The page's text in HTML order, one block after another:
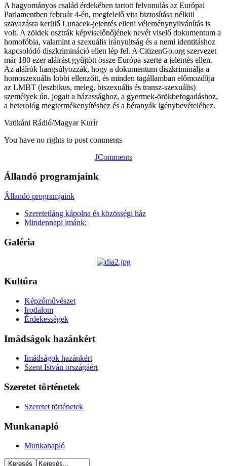
A hagyományos család érdekében tartott felvonulás az Európai
Parlamentben február 4-én, megfelelő vita biztosítása nélkül
szavazásra kerülő Lunacek-jelentés elleni véleménynyilvánítás is
volt. A zöldek osztrák képviselőnőjének nevét viselő dokumentum a
homofóbia, valamint a szexuális irányultság és a nemi identitáshoz
kapcsolódó diszkrimináció ellen lép fel. A CitizenGo.org szervezet
már 180 ezer aláírást gyűjtött össze Európa-szerte a jelentés ellen.
Az aláírók hangsúlyozzák, hogy a dokumentum diszkriminálja a
homoszexuális lobbi ellenzőit, és minden tagállamban előmozdítja
az LMBT (leszbikus, meleg, biszexuális és transz-szexuális)
személyek ún. jogait a házassághoz, a gyermek-örökbefogadáshoz,
a heterológ megtermékenyítéshez és a béranyák igénybevételéhez.
Vatikáni Rádió/Magyar Kurír
You have no rights to post comments
JComments
Állandó programjaink
Állandó programjaink
Szeretetláng kápolna és közösségi ház
Mindennapi imánk:
Galéria
Kultúra
Képzőművészet
Irodalom
Érdekességek
Imádságok hazánkért
Imádságok hazánkért
Szent István országáért
Szeretet történetek
Szeretet történetek
Munkanapló
Munkanapló